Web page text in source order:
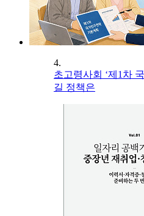
4.
초고령사회 ‘제1차
길 정책은